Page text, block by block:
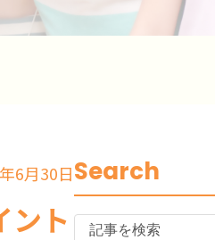
6月30日
ント
Search